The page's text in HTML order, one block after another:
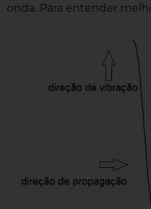
onda. Para entender